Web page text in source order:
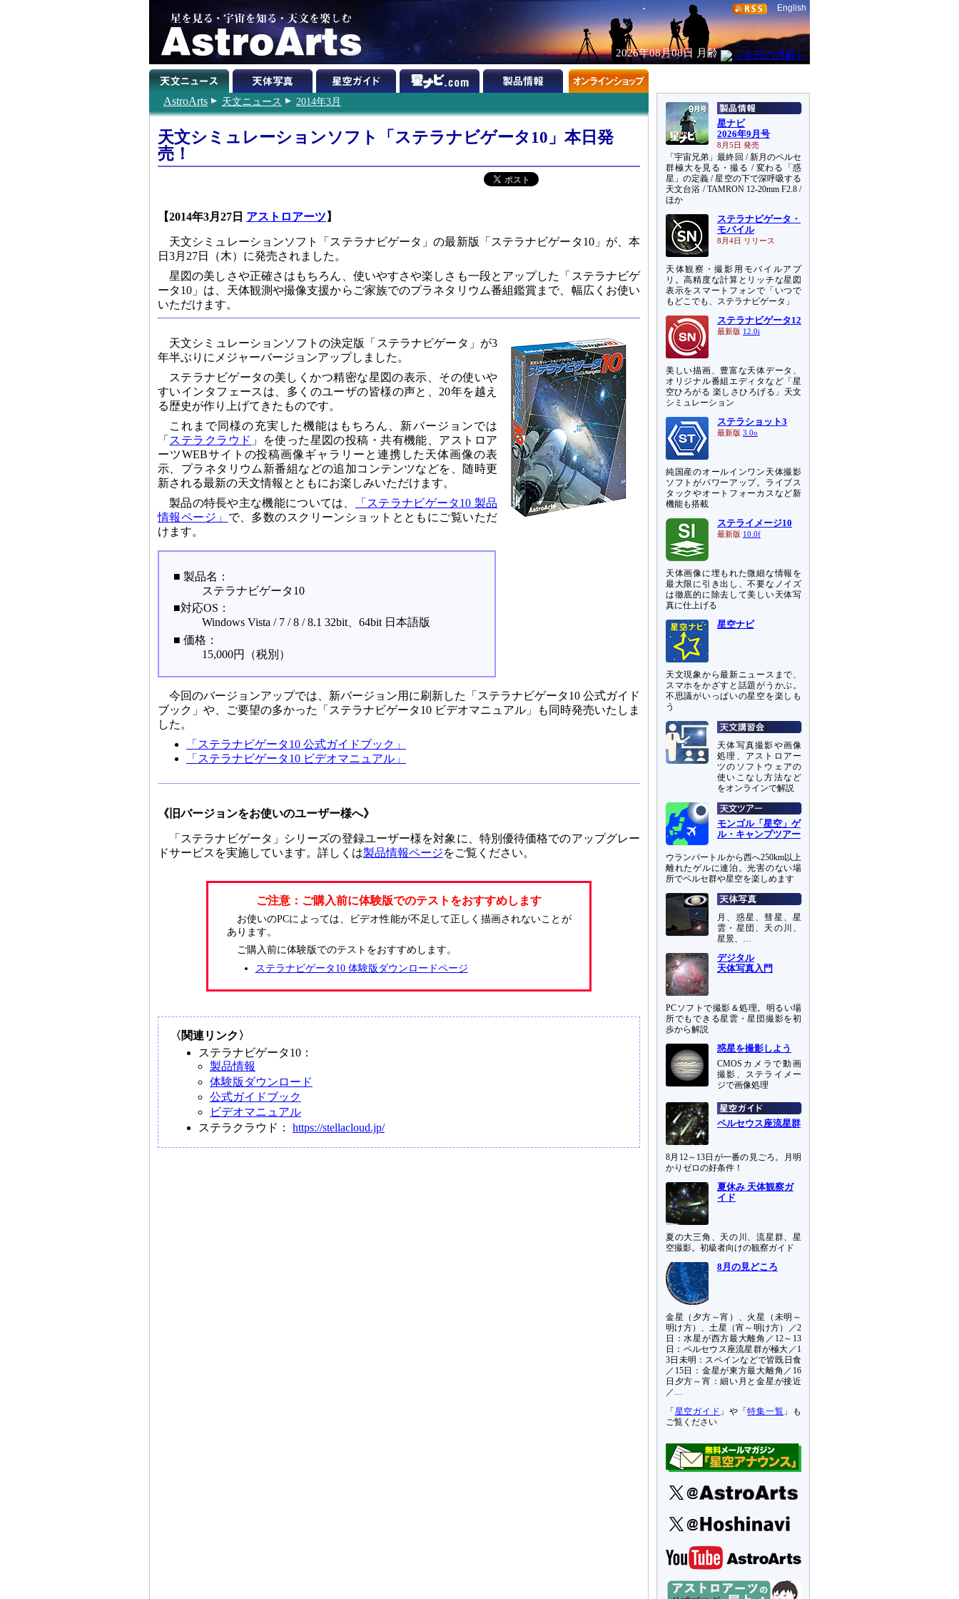
English
2026年08月08日 月齢
AstroArts 天文ニュース 2014年3月
天文シミュレーションソフト「ステラナビゲータ10」本日発
売！
【2014年3月27日 アストロアーツ 】
天文シミュレーションソフト「ステラナビゲータ」の最新版「ステラナビゲータ10」が、本
日3月27日（木）に発売されました。
星図の美しさや正確さはもちろん、使いやすさや楽しさも一段とアップした「ステラナビゲ
ータ10」は、天体観測や撮像支援からご家族でのプラネタリウム番組鑑賞まで、幅広くお使い
いただけます。
天文シミュレーションソフトの決定版「ステラナビゲータ」が3
年半ぶりにメジャーバージョンアップしました。
ステラナビゲータの美しくかつ精密な星図の表示、その使いや
すいインタフェースは、多くのユーザの皆様の声と、20年を越え
る歴史が作り上げてきたものです。
これまで同様の充実した機能はもちろん、新バージョンでは
「 ステラクラウド 」を使った星図の投稿・共有機能、アストロア
ーツWEBサイトの投稿画像ギャラリーと連携した天体画像の表
示、プラネタリウム新番組などの追加コンテンツなどを、随時更
新される最新の天文情報とともにお楽しみいただけます。
製品の特長や主な機能については、
「ステラナビゲータ10 製品
情報ページ」 で、多数のスクリーンショットとともにご覧いただ
けます。
■ 製品名：
ステラナビゲータ10
■対応OS：
Windows Vista / 7 / 8 / 8.1 32bit、64bit 日本語版
■ 価格：
15,000円（税別）
今回のバージョンアップでは、新バージョン用に刷新した「ステラナビゲータ10 公式ガイド
ブック」や、ご要望の多かった「ステラナビゲータ10 ビデオマニュアル」も同時発売いたしま
した。
「ステラナビゲータ10 公式ガイドブック」
「ステラナビゲータ10 ビデオマニュアル」
《旧バージョンをお使いのユーザー様へ》
「ステラナビゲータ」シリーズの登録ユーザー様を対象に、特別優待価格でのアップグレー
ドサービスを実施しています。詳しくは製品情報ページをご覧ください。
ご注意：ご購入前に体験版でのテストをおすすめします
お使いのPCによっては、ビデオ性能が不足して正しく描画されないことが
あります。
ご購入前に体験版でのテストをおすすめします。
ステラナビゲータ10 体験版ダウンロードページ
〈関連リンク〉
ステラナビゲータ10：
製品情報
体験版ダウンロード
公式ガイドブック
ビデオマニュアル
ステラクラウド： https://stellacloud.jp/
星ナビ
2026年9月号
8月5日 発売
「宇宙兄弟」最終回 / 新月のペルセ
群極大を見る・撮る / 変わる「惑
星」の定義 / 星空の下で深呼吸する
天文台浴 / TAMRON 12-20mm F2.8 /
ほか
ステラナビゲータ・
モバイル
8月4日 リリース
天体観察・撮影用モバイルアプ
リ。高精度な計算とリッチな星図
表示をスマートフォンで「いつで
もどこでも、ステラナビゲータ」
ステラナビゲータ12
最新版 12.0i
美しい描画、豊富な天体データ、
オリジナル番組エディタなど「星
空ひろがる 楽しさひろげる」天文
シミュレーション
ステラショット3
最新版 3.0o
純国産のオールインワン天体撮影
ソフトがパワーアップ。ライブス
タックやオートフォーカスなど新
機能も搭載
ステライメージ10
最新版 10.0f
天体画像に埋もれた微細な情報を
最大限に引き出し、不要なノイズ
は徹底的に除去して美しい天体写
真に仕上げる
星空ナビ
天文現象から最新ニュースまで、
スマホをかざすと話題がうかぶ。
不思議がいっぱいの星空を楽しも
う
天体写真撮影や画像
処理、アストロアー
ツのソフトウェアの
使いこなし方法など
をオンラインで解説
モンゴル「星空」ゲ
ル・キャンプツアー
ウランバートルから西へ250km以上
離れたゲルに連泊。光害のない場
所でペルセ群や星空を楽しめます
月、惑星、彗星、星
雲・星団、天の川、
星景、…
デジタル
天体写真入門
PCソフトで撮影＆処理。明るい場
所でもできる星雲・星団撮影を初
歩から解説
惑星を撮影しよう
CMOSカメラで動画
撮影、ステライメー
ジで画像処理
ペルセウス座流星群
8月12～13日が一番の見ごろ。月明
かりゼロの好条件！
夏休み 天体観察ガ
イド
夏の大三角、天の川、流星群、星
空撮影。初級者向けの観察ガイド
8月の見どころ
金星（夕方～宵）、火星（未明～
明け方）、土星（宵～明け方）／2
日：水星が西方最大離角／12～13
日：ペルセウス座流星群が極大／1
3日未明：スペインなどで皆既日食
／15日：金星が東方最大離角／16
日夕方～宵：細い月と金星が接近
／…
「 星空ガイド 」や「特集一覧 」も
ご覧ください